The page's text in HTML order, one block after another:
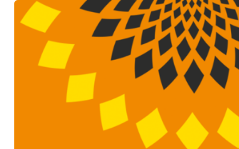
Перейти к содержимому